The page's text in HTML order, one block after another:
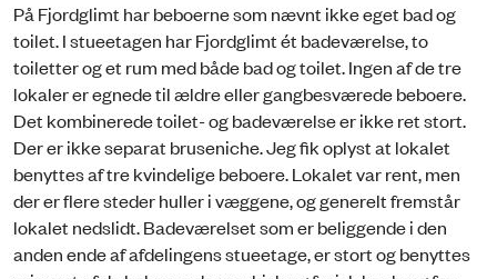
På Fjordglimt har beboerne som nævnt ikke eget bad og
toilet. I stueetagen har Fjordglimt ét badeværelse, to
toiletter og et rum med både bad og toilet. Ingen af de tre
lokaler er egnede til ældre eller gangbesværede beboere.
Det kombinerede toilet- og badeværelse er ikke ret stort.
Der er ikke separat bruseniche. Jeg fik oplyst at lokalet
benyttes af tre kvindelige beboere. Lokalet var rent, men
der er flere steder huller i væggene, og generelt fremstår
lokalet nedslidt. Badeværelset som er beliggende i den
anden ende af afdelingens stueetage, er stort og benyttes